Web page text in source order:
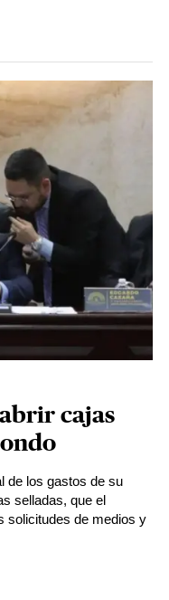
cajas
de los gastos de su
selladas, que el
solicitudes de medios y